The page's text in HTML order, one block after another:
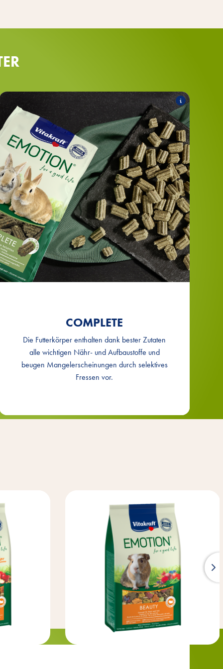
COMPLETE
Die Futterkörper enthalten dank bester Zutaten
alle wichtigen Nähr- und Aufbaustoffe und
beugen Mangelerscheinungen durch selektives
Fressen vor.
COMPLETE
Folgende Produkte zählen zum Sortiment:
EMOTION
®
COMPLETE für Zwergkaninchen